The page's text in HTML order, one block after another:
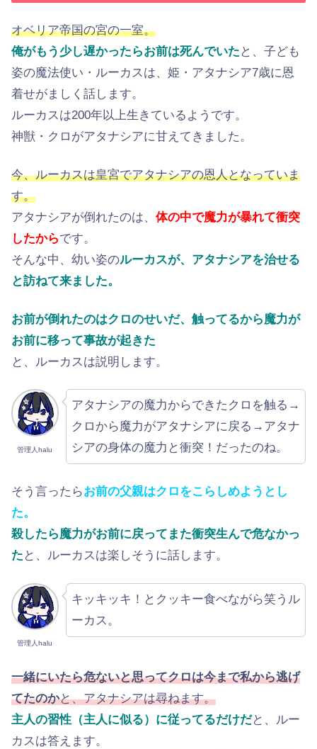
オベリア帝国の宮の一室。
俺がもう少し遅かったらお前は死んでいた と、子ども
姿の魔法使い・ルーカスは、姫・アタナシア7歳に恩
着せがましく話します。
ルーカスは200年以上生きているようです。
神獣・クロがアタナシアに甘えてきました。
今、ルーカスは皇宮でアタナシアの恩人となっていま
す。
アタナシアが倒れたのは、 体の中で魔力が暴れて衝突
したからです。
そんな中、幼い姿のルーカスが、アタナシアを治せる
と訪ねて来ました。
お前が倒れたのはクロのせいだ、触ってるから魔力が
お前に移って事故が起きた
と、ルーカスは説明します。
管理人halu
アタナシアの魔力からできたクロを触る→
クロから魔力がアタナシアに戻る→アタナ
シアの身体の魔力と衝突！だったのね。
そう言ったらお前の父親はクロをこらしめようとし
た。
殺したら魔力がお前に戻ってまた衝突生んで危なかっ
た と、ルーカスは楽しそうに話します。
管理人halu
キッキッキ！とクッキー食べながら笑うル
ーカス。
一緒にいたら危ないと思ってクロは今まで私から逃げ
てたのかと、アタナシアは尋ねます。
主人の習性（主人に似る）に従ってるだけだと、ルー
カスは答えます。